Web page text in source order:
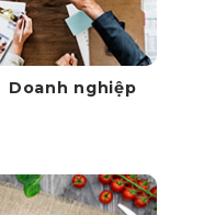
Doanh nghiệp